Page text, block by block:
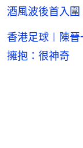
酒風波後首入圍
香港足球︱陳
擁抱：很神奇